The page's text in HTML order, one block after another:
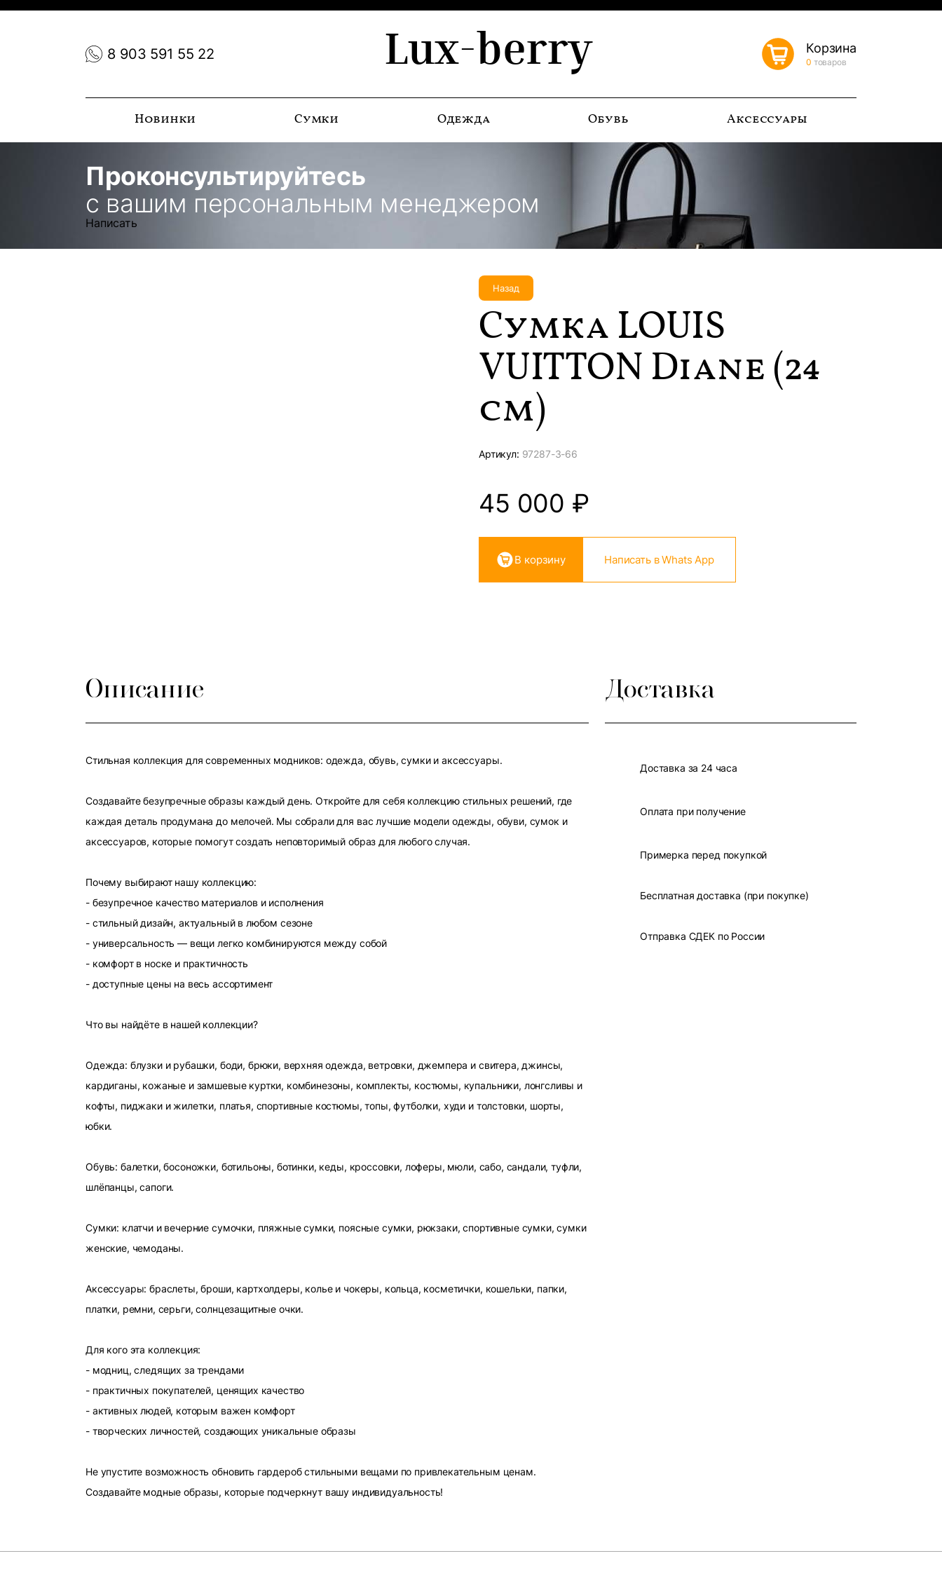
8 903 591 55 22 Lux-berry Корзина
0 товаров
Новинки Сумки Одежда Обувь Аксессуары
Проконсультируйтесь
с вашим персональным менеджером
Написать
Назад
Сумка LOUIS
VUITTON Diane (24
см)
Артикул: 97287-3-66
45 000 ₽
В корзину Написать в Whats App
Описание
Стильная коллекция для современных модников: одежда, обувь, сумки и аксессуары.
Создавайте безупречные образы каждый день. Откройте для себя коллекцию стильных решений, где
каждая деталь продумана до мелочей. Мы собрали для вас лучшие модели одежды, обуви, сумок и
аксессуаров, которые помогут создать неповторимый образ для любого случая.
Почему выбирают нашу коллекцию:
- безупречное качество материалов и исполнения
- стильный дизайн, актуальный в любом сезоне
- универсальность — вещи легко комбинируются между собой
- комфорт в носке и практичность
- доступные цены на весь ассортимент
Что вы найдёте в нашей коллекции?
Одежда: блузки и рубашки, боди, брюки, верхняя одежда, ветровки, джемпера и свитера, джинсы,
кардиганы, кожаные и замшевые куртки, комбинезоны, комплекты, костюмы, купальники, лонгсливы и
кофты, пиджаки и жилетки, платья, спортивные костюмы, топы, футболки, худи и толстовки, шорты,
юбки.
Обувь: балетки, босоножки, ботильоны, ботинки, кеды, кроссовки, лоферы, мюли, сабо, сандали, туфли,
шлёпанцы, сапоги.
Сумки: клатчи и вечерние сумочки, пляжные сумки, поясные сумки, рюкзаки, спортивные сумки, сумки
женские, чемоданы.
Аксессуары: браслеты, броши, картхолдеры, колье и чокеры, кольца, косметички, кошельки, папки,
платки, ремни, серьги, солнцезащитные очки.
Для кого эта коллекция:
- модниц, следящих за трендами
- практичных покупателей, ценящих качество
- активных людей, которым важен комфорт
- творческих личностей, создающих уникальные образы
Не упустите возможность обновить гардероб стильными вещами по привлекательным ценам.
Создавайте модные образы, которые подчеркнут вашу индивидуальность!
Доставка
Доставка за 24 часа
Оплата при получение
Примерка перед покупкой
Бесплатная доставка (при покупке)
Отправка СДЕК по России